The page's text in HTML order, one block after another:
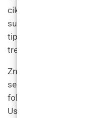
ciklusima i laser može
su u fazi aktivnog rasta.
tipu kože i dlaka
tretira.
Znanost iza laserskog
selektivnoj fototermolizi,
folikul dlake i uništava ga
Uspjeh zahvata ovisi o